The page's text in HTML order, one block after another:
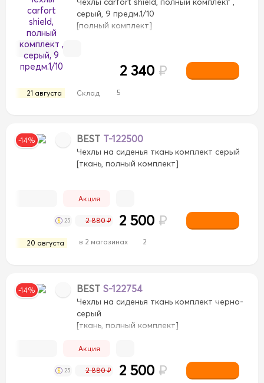
серый, 9 предм.1/10
[полный комплект]
21 августа Склад 5
2 340 ₽
-14% BEST T-122500
Чехлы на сиденья ткань комплект серый
[ткань, полный комплект]
Акция
20 августа в 2 магазинах 2
25 2 880 ₽ 2 500 ₽
-14% BEST S-122754
Чехлы на сиденья ткань комплект черно-
серый
[ткань, полный комплект]
Акция
25 2 880 ₽ 2 500 ₽